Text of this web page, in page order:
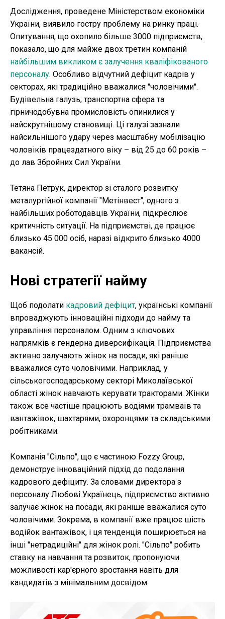
Дослідження, проведене Міністерством економіки
України, виявило гостру проблему на ринку праці.
Опитування, що охопило більше 3000 підприємств,
показало, що для майже двох третин компаній
найбільшим викликом є залучення кваліфікованого
персоналу. Особливо відчутний дефіцит кадрів у
секторах, які традиційно вважалися "чоловічими".
Будівельна галузь, транспортна сфера та
гірничодобувна промисловість опинилися у
найскрутнішому становищі. Ці галузі зазнали
найсильнішого удару через масштабну мобілізацію
чоловіків працездатного віку – від 25 до 60 років –
до лав Збройних Сил України.
Тетяна Петрук, директор зі сталого розвитку
металургійної компанії "Метінвест", одного з
найбільших роботодавців України, підкреслює
критичність ситуації. На підприємстві, де працює
близько 45 000 осіб, наразі відкрито близько 4000
вакансій.
Нові стратегії найму
Щоб подолати кадровий дефіцит, українські компанії
впроваджують інноваційні підходи до найму та
управління персоналом. Одним з ключових
напрямків є гендерна диверсифікація. Підприємства
активно залучають жінок на посади, які раніше
вважалися суто чоловічими. Наприклад, у
сільськогосподарському секторі Миколаївської
області жінок навчають керувати тракторами. Жінки
також все частіше працюють водіями трамваїв та
вантажівок, шахтарями, охоронцями та складськими
робітниками.
Компанія "Сільпо", що є частиною Fozzy Group,
демонструє інноваційний підхід до подолання
кадрового дефіциту. За словами директора з
персоналу Любові Українець, підприємство активно
залучає жінок на посади, які раніше вважалися суто
чоловічими. Зокрема, в компанії вже працює шість
водійок вантажівок, і ця тенденція поширюється на
інші "нетрадиційні" для жінок ролі. "Сільпо" робить
ставку на навчання та розвиток, пропонуючи
можливості кар'єрного зростання навіть для
кандидатів з мінімальним досвідом.